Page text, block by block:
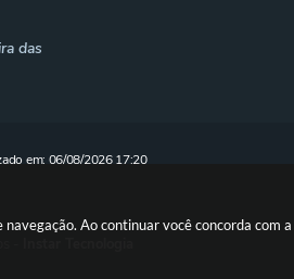
Ao continuar você concorda com a
das
em: 06/08/2026 17:20